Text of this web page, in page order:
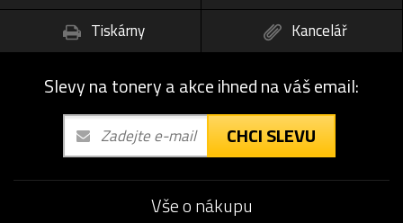
Tiskárny
Kancelář
Slevy na tonery a akce ihned na váš email:
CHCI SLEVU
Vše o nákupu